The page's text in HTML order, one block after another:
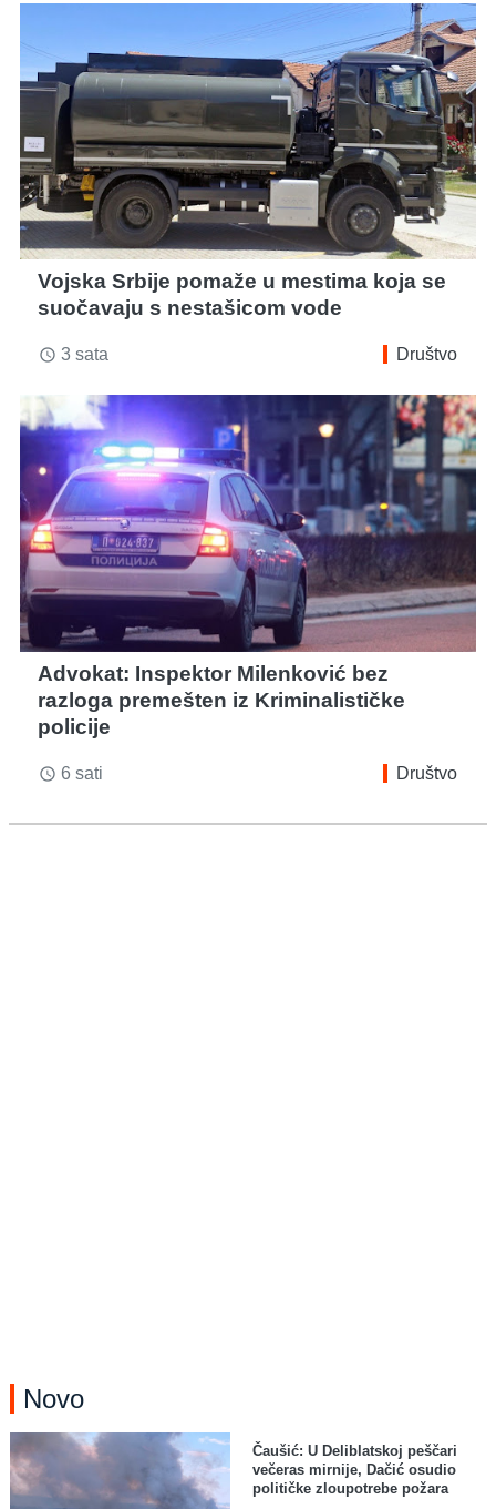
Vojska Srbije pomaže u mestima koja se
suočavaju s nestašicom vode
access_time 3 sata Društvo
Advokat: Inspektor Milenković bez
razloga premešten iz Kriminalističke
policije
access_time 6 sati Društvo
Novo
Čaušić: U Deliblatskoj peščari
večeras mirnije, Dačić osudio
političke zloupotrebe požara